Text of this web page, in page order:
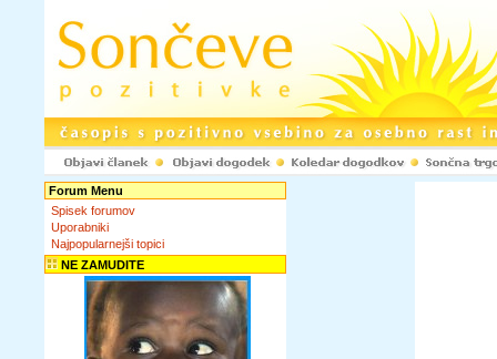
Forum Menu
Spisek forumov
Uporabniki
Najpopularnejši topici
NE ZAMUDITE